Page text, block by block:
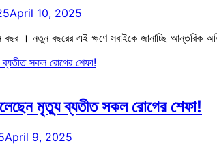
April 10, 2025
বছর । নতুন বছরের এই ক্ষণে সবাইকে জানাচ্ছি আন্তরিক
মৃত্যু ব্যতীত সকল রোগের শেফা!
April 9, 2025